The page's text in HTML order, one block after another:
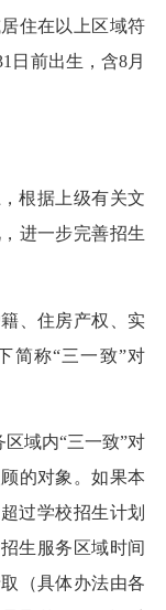
住在以上区域符
日前出生，含8月
根据上级有关文
进一步完善招生
、住房产权、实
简称“三一致”对
域内“三一致”对
的对象。如果本
过学校招生计划
生服务区域时间
（具体办法由各